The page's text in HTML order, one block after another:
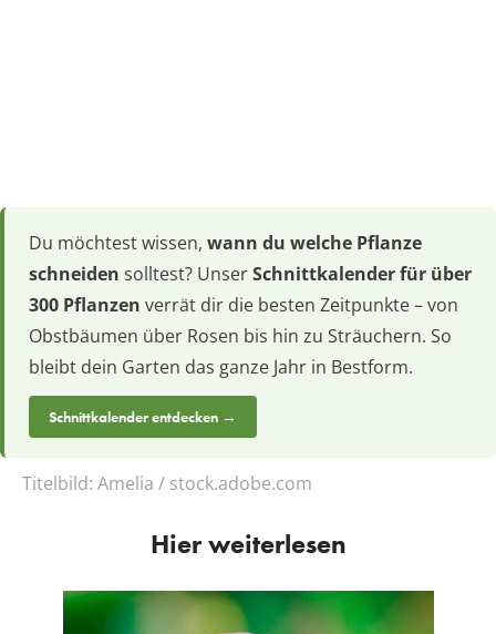
Du möchtest wissen, wann du welche Pflanze
schneiden solltest? UnserSchnittkalender für über
300 Pflanzen verrät dir die besten Zeitpunkte – von
Obstbäumen über Rosen bis hin zu Sträuchern. So
bleibt dein Garten das ganze Jahr in Bestform.
Schnittkalender entdecken →
Titelbild: Amelia / stock.adobe.com
Hier weiterlesen